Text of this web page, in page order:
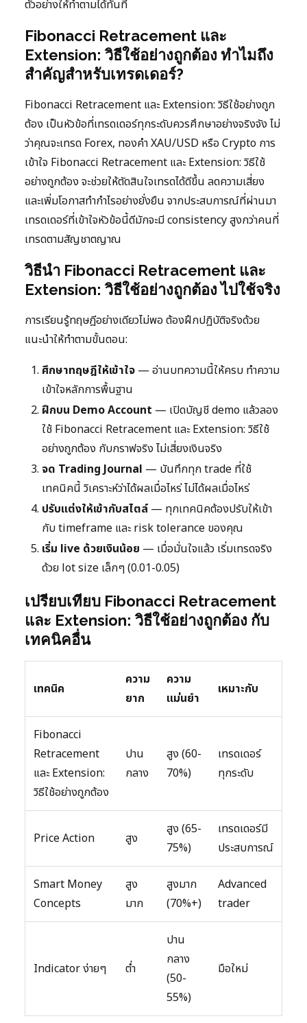
ตัวอย่างให้ทำตามได้ทันที
Fibonacci Retracement และ
Extension: วิธีใช้อย่างถูกต้อง ทำไมถึง
สำคัญสำหรับเทรดเดอร์?
Fibonacci Retracement และ Extension: วิธีใช้อย่างถูก
ต้อง เป็นหัวข้อที่เทรดเดอร์ทุกระดับควรศึกษาอย่างจริงจัง ไม่
ว่าคุณจะเทรด Forex, ทองคำ XAU/USD หรือ Crypto การ
เข้าใจ Fibonacci Retracement และ Extension: วิธีใช้
อย่างถูกต้อง จะช่วยให้ตัดสินใจเทรดได้ดีขึ้น ลดความเสี่ยง
และเพิ่มโอกาสทำกำไรอย่างยั่งยืน จากประสบการณ์ที่ผ่านมา
เทรดเดอร์ที่เข้าใจหัวข้อนี้ดีมักจะมี consistency สูงกว่าคนที่
เทรดตามสัญชาตญาณ
วิธีนำ Fibonacci Retracement และ
Extension: วิธีใช้อย่างถูกต้อง ไปใช้จริง
การเรียนรู้ทฤษฎีอย่างเดียวไม่พอ ต้องฝึกปฏิบัติจริงด้วย
แนะนำให้ทำตามขั้นตอน:
ศึกษาทฤษฎีให้เข้าใจ — อ่านบทความนี้ให้ครบ ทำความ
เข้าใจหลักการพื้นฐาน
ฝึกบน Demo Account — เปิดบัญชี demo แล้วลอง
ใช้ Fibonacci Retracement และ Extension: วิธีใช้
อย่างถูกต้อง กับกราฟจริง ไม่เสี่ยงเงินจริง
จด Trading Journal — บันทึกทุก trade ที่ใช้
เทคนิคนี้ วิเคราะห์ว่าได้ผลเมื่อไหร่ ไม่ได้ผลเมื่อไหร่
ปรับแต่งให้เข้ากับสไตล์ — ทุกเทคนิคต้องปรับให้เข้า
กับ timeframe และ risk tolerance ของคุณ
เริ่ม live ด้วยเงินน้อย — เมื่อมั่นใจแล้ว เริ่มเทรดจริง
ด้วย lot size เล็กๆ (0.01-0.05)
เปรียบเทียบ Fibonacci Retracement
และ Extension: วิธีใช้อย่างถูกต้อง กับ
เทคนิคอื่น
เทคนิค
ความ
ยาก
ความ
แม่นยำ
เหมาะกับ
Fibonacci
Retracement
และ Extension:
วิธีใช้อย่างถูกต้อง
ปาน
กลาง
สูง (60-
70%)
เทรดเดอร์
ทุกระดับ
Price Action สูง
สูง (65-
75%)
เทรดเดอร์มี
ประสบการณ์
Smart Money
Concepts
สูง
มาก
สูงมาก
(70%+)
Advanced
trader
Indicator ง่ายๆ ต่ำ
ปาน
กลาง
(50-
55%)
มือใหม่